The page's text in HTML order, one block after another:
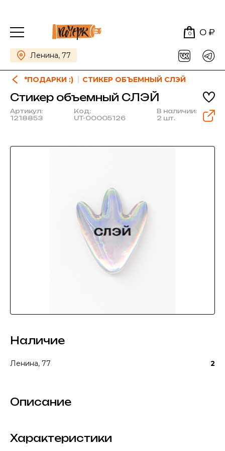
0 0 ₽
Ленина, 77
*ПОДАРКИ :) СТИКЕР ОБЪЕМНЫЙ СЛЭЙ
Стикер объемный СЛЭЙ
Артикул:
1218853
Код:
UT-00005126
В наличии:
2 шт.
Наличие
Ленина, 77 2
Описание
Характеристики